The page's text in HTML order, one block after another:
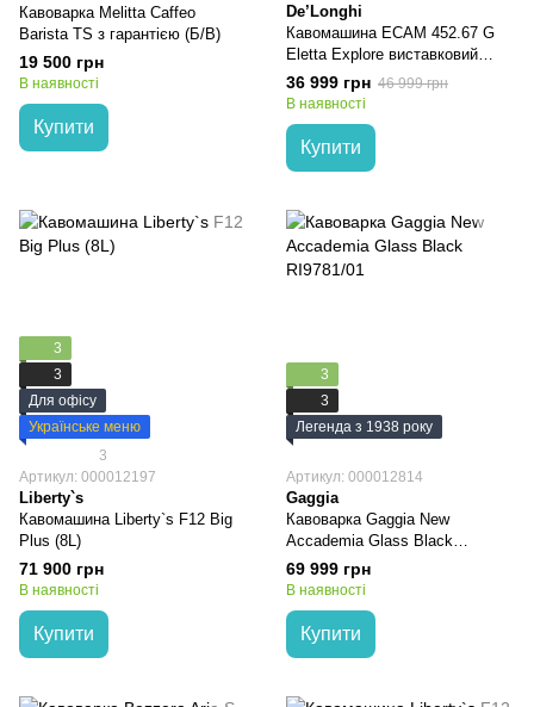
Кавоварка Melitta Caffeo
Barista TS з гарантією (Б/В)
19 500 грн
В наявності
Купити
De’Longhi
Кавомашина ECAM 452.67 G
Eletta Explore виставковий
зразок з гарантією 1 рік
36 999 грн 46 999 грн
В наявності
Купити
3
3
Для офісу
Українське меню
3
Артикул: 000012197
Liberty`s
Кавомашина Liberty`s F12 Big
Plus (8L)
71 900 грн
В наявності
Купити
3
3
Легенда з 1938 року
Артикул: 000012814
Gaggia
Кавоварка Gaggia New
Accademia Glass Black
RI9781/01
69 999 грн
В наявності
Купити